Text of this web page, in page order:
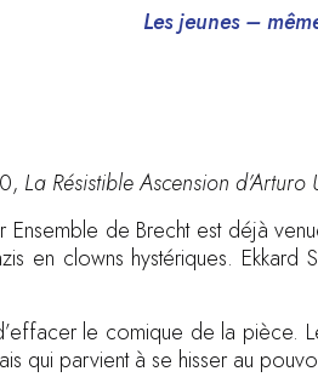
Les jeunes –
La Résistible Ascension d’Arturo
Ensemble de Brecht est déjà
en clowns hystériques.
le comique de la pièce.
qui parvient à se hisser au